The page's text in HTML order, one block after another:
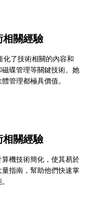
關經驗
化了技術相關的內容和
碟管理等關鍵技術。她
管理都極具價值。
關經驗
機技術簡化，使其易於
指南，幫助他們快速掌